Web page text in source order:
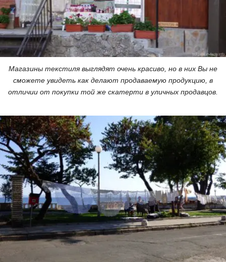
Магазины текстиля выглядят очень красиво, но в них Вы не
сможете увидеть как делают продаваемую продукцию, в
отличии от покупки той же скатерти в уличных продавцов.